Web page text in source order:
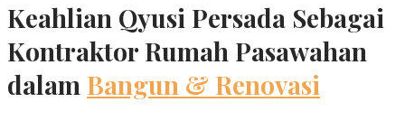
Keahlian Qyusi Persada Sebagai
Kontraktor Rumah Pasawahan
dalam Bangun & Renovasi